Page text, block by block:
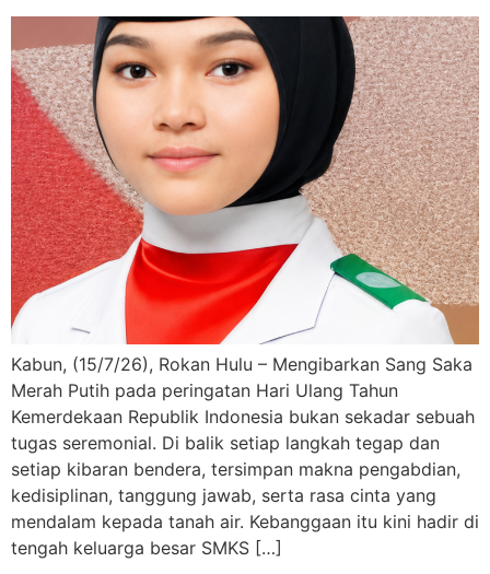
Kabun, (15/7/26), Rokan Hulu – Mengibarkan Sang Saka
Merah Putih pada peringatan Hari Ulang Tahun
Kemerdekaan Republik Indonesia bukan sekadar sebuah
tugas seremonial. Di balik setiap langkah tegap dan
setiap kibaran bendera, tersimpan makna pengabdian,
kedisiplinan, tanggung jawab, serta rasa cinta yang
mendalam kepada tanah air. Kebanggaan itu kini hadir di
tengah keluarga besar SMKS […]